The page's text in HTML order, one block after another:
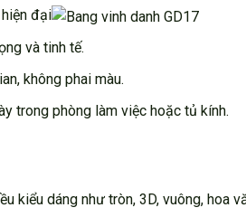
đại
và tinh tế.
không phai màu.
trong phòng làm việc hoặc tủ kính.
kiểu dáng như tròn, 3D, vuông, hoa